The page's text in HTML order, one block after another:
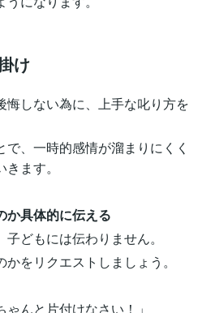
け
悔しない為に、上手な叱り方を
、一時的感情が溜まりにくく
ます。
か具体的に伝える
どもには伝わりません。
をリクエストしましょう。
ゃんと片付けなさい！」